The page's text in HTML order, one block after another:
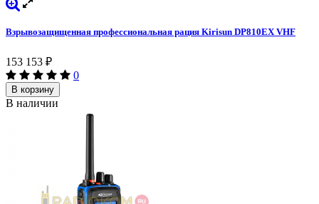
Взрывозащищенная профессиональная рация Kirisun DP810EX VHF
153 153 ₽
0
В корзину
В наличии